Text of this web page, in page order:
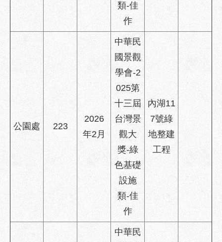
陳
站
資
料
放
宣
私
類-佳
作
公園處 223
2026
年2月
中華民
國景觀
學會-2
025第
十三屆
台灣景
觀大
獎-綠
色基礎
設施
類-佳
作
內湖11
7號綠
地整建
工程
中華民